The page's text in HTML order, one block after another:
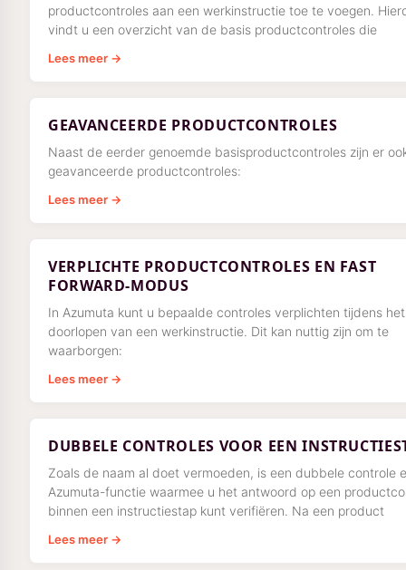
productcontroles aan een werkinstructie toe te voegen.
vindt u een overzicht van de basis productcontroles die
Lees meer →
GEAVANCEERDE PRODUCTCONTROLES
Naast de eerder genoemde basisproductcontroles zijn er
geavanceerde productcontroles:
Lees meer →
VERPLICHTE PRODUCTCONTROLES EN FAST
FORWARD-MODUS
In Azumuta kunt u bepaalde controles verplichten tijdens het
doorlopen van een werkinstructie. Dit kan nuttig zijn om te
waarborgen:
Lees meer →
DUBBELE CONTROLES VOOR EEN
Zoals de naam al doet vermoeden, is een dubbele controle
Azumuta-functie waarmee u het antwoord op een
binnen een instructiestap kunt verifiëren. Na een product
Lees meer →